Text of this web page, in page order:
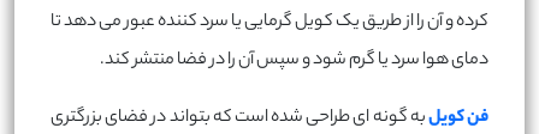
کرده و آن را از طریق یک کویل گرمایی یا سرد کننده عبور می دهد تا
دمای هوا سرد یا گرم شود و سپس آن را در فضا منتشر کند.
فن کویلبه گونه ای طراحی شده است که بتواند در فضای بزرگتری